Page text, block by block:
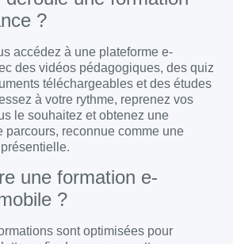
?
accédez à une plateforme e-
des vidéos pédagogiques, des quiz
téléchargeables et des études
à votre rythme, reprenez vos
le souhaitez et obtenez une
parcours, reconnue comme une
une formation e-
?
sont optimisées pour